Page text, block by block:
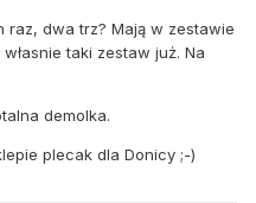
raz, dwa trz? Mają w zestawie
taki zestaw już. Na
demolka.
plecak dla Donicy ;-)